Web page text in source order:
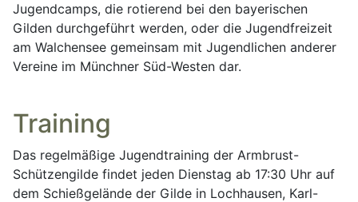
Jugendcamps, die rotierend bei den bayerischen
Gilden durchgeführt werden, oder die Jugendfreizeit
am Walchensee gemeinsam mit Jugendlichen anderer
Vereine im Münchner Süd-Westen dar.
Training
Das regelmäßige Jugendtraining der Armbrust-
Schützengilde findet jeden Dienstag ab 17:30 Uhr auf
dem Schießgelände der Gilde in Lochhausen, Karl-